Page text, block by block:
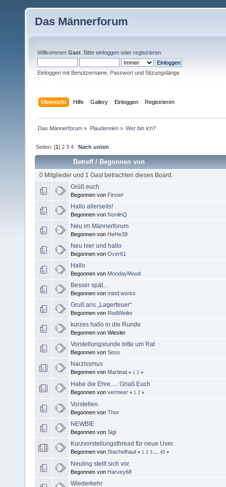
Das Männerforum
Willkommen Gast . Bitte einloggen oder registrieren
Einloggen mit Benutzername, Passwort und Sitzungslänge
Übersicht Hilfe Gallery Einloggen Registrieren
Das Männerforum » Plaudereien» Wer bin ich?
Seiten: [1]2 3 4 Nach unten
Betreff/Begonnen von
0 Mitglieder und 1 Gast betrachten dieses Board.
Grüß euch
Begonnen von Firster
Hallo allerseits!
Begonnen von NonlinQ
Neu im Männerforum
Begonnen von HeHe38
Neu hier und hallo
Begonnen von Over61
Hallo
Begonnen von MondayMood
Besser spät…
Begonnen von mind:works
Gruß ans „Lagerfeuer“
Begonnen von RodWeiler
kurzes hallo in die Runde
Begonnen von Wiesler
Vorstellungsrunde bitte um Rat
Begonnen von Sess
Narzissmus
Begonnen von Martinat « 1 2 »
Habe die Ehre..... Griaß Euch
Begonnen von vermeer « 1 2 »
Vorstellen
Begonnen von Thor
NEWBIE
Begonnen von Sigi
Kurzvorstellungsthread für neue User.
Begonnen von Stachelhaut « 1 2 3 45 »
Neuling stellt sich vor.
Begonnen von Harvey68
Wiederkehr